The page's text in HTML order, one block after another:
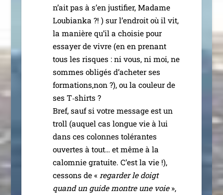
n’ait pas à s’en jus­ti­fier, Madame
Loubianka ?! ) sur l’en­droit où il vit,
la manière qu’il a choi­sie pour
essayer de vivre (en en pre­nant
tous les risques : ni vous, ni moi, ne
sommes obli­gés d’a­che­ter ses
formations,non ?), ou la cou­leur de
ses T‑shirts ?
Bref, sauf si votre mes­sage est un
troll (auquel cas longue vie à lui
dans ces colonnes tolé­rantes
ouvertes à tout… et même à la
calom­nie gra­tuite. C’est la vie !),
ces­sons de « regar­der le doigt
quand un guide montre une voie»,